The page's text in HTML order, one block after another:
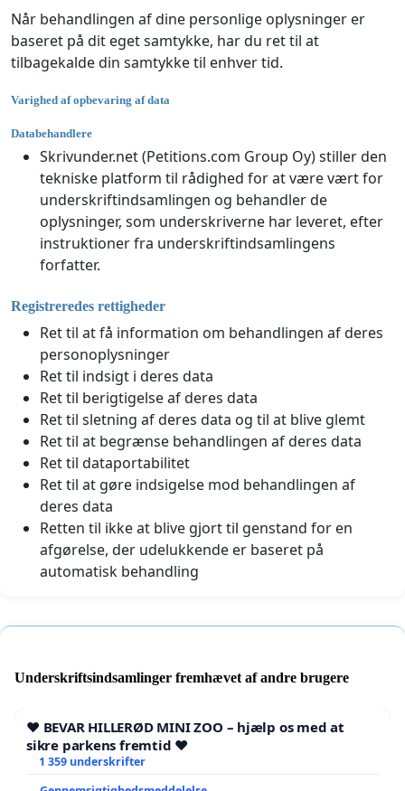
Når behandlingen af dine personlige oplysninger er
baseret på dit eget samtykke, har du ret til at
tilbagekalde din samtykke til enhver tid.
Varighed af opbevaring af data
Databehandlere
Skrivunder.net (Petitions.com Group Oy) stiller den
tekniske platform til rådighed for at være vært for
underskriftindsamlingen og behandler de
oplysninger, som underskriverne har leveret, efter
instruktioner fra underskriftindsamlingens
forfatter.
Registreredes rettigheder
Ret til at få information om behandlingen af deres
personoplysninger
Ret til indsigt i deres data
Ret til berigtigelse af deres data
Ret til sletning af deres data og til at blive glemt
Ret til at begrænse behandlingen af deres data
Ret til dataportabilitet
Ret til at gøre indsigelse mod behandlingen af
deres data
Retten til ikke at blive gjort til genstand for en
afgørelse, der udelukkende er baseret på
automatisk behandling
Underskriftsindsamlinger fremhævet af andre brugere
❤️ BEVAR HILLERØD MINI ZOO – hjælp os med at
sikre parkens fremtid ❤️
1 359 underskrifter